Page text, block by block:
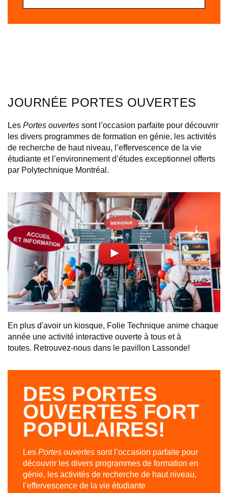
JOURNÉE PORTES OUVERTES
Les Portes ouvertes sont l’occasion parfaite pour découvrir
les divers programmes de formation en génie, les activités
de recherche de haut niveau, l’effervescence de la vie
étudiante et l’environnement d’études exceptionnel offerts
par Polytechnique Montréal.
En plus d'avoir un kiosque, Folie Technique anime chaque
année une activité interactive ouverte à tous et à
toutes. Retrouvez-nous dans le pavillon Lassonde!
DES PORTES
OUVERTES FORT
POPULAIRES!
Les Portes ouvertes sont l’occasion parfaite pour
découvrir les divers programmes de formation en
génie, les activités de recherche de haut niveau,
l’effervescence de la vie étudiante